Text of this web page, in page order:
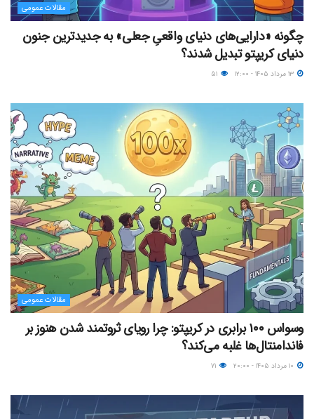
مقالات عمومی
چگونه «دارایی‌های دنیای واقعیِ جعلی» به جدیدترین جنون
دنیای کریپتو تبدیل شدند؟
مقالات عمومی
وسواس ۱۰۰ برابری در کریپتو: چرا رویای ثروتمند شدن هنوز بر
فاندامنتال‌ها غلبه می‌کند؟